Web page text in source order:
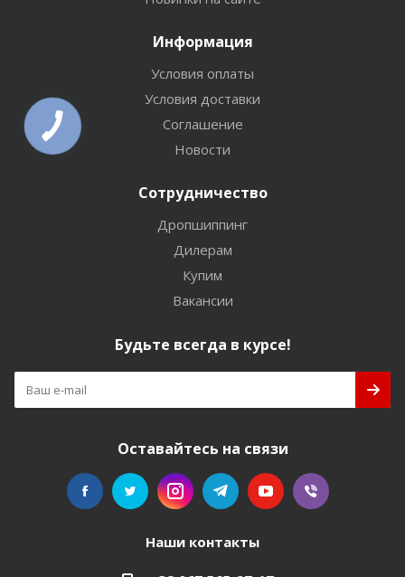
Информация
Условия оплаты
Условия доставки
Соглашение
Новости
Сотрудничество
Дропшиппинг
Дилерам
Купим
Вакансии
Будьте всегда в курсе!
Оставайтесь на связи
Наши контакты